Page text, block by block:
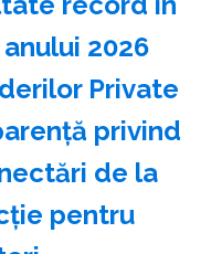
2026
Private
privind
de la
pentru